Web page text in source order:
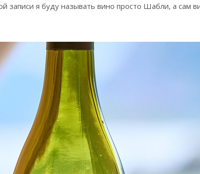
записи я буду называть вино просто Шабли, а